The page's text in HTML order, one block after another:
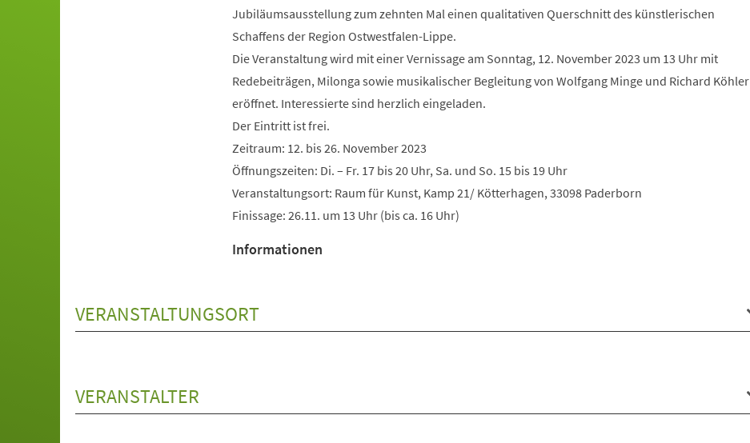
Jubiläumsausstellung zum zehnten Mal einen qualitativen Querschnitt des künstlerischen
Schaffens der Region Ostwestfalen-Lippe.
Die Veranstaltung wird mit einer Vernissage am Sonntag, 12. November 2023 um 13 Uhr mit
Redebeiträgen, Milonga sowie musikalischer Begleitung von Wolfgang Minge und Richard Köhler
eröffnet. Interessierte sind herzlich eingeladen.
Der Eintritt ist frei.
Zeitraum: 12. bis 26. November 2023
Öffnungszeiten: Di. – Fr. 17 bis 20 Uhr, Sa. und So. 15 bis 19 Uhr
Veranstaltungsort: Raum für Kunst, Kamp 21/ Kötterhagen, 33098 Paderborn
Finissage: 26.11. um 13 Uhr (bis ca. 16 Uhr)
Informationen
VERANSTALTUNGSORT
VERANSTALTER